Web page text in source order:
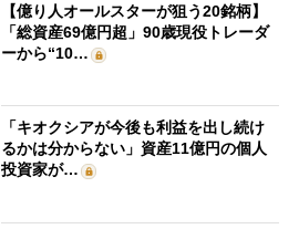
【億り人オールスターが狙う20銘柄】
「総資産69億円超」90歳現役トレーダ
ーから“10…
「キオクシアが今後も利益を出し続け
るかは分からない」資産11億円の個人
投資家が…